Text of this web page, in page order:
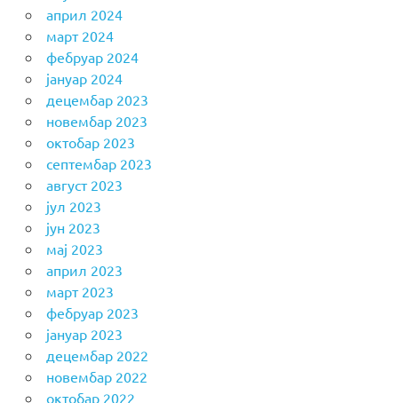
април 2024
март 2024
фебруар 2024
јануар 2024
децембар 2023
новембар 2023
октобар 2023
септембар 2023
август 2023
јул 2023
јун 2023
мај 2023
април 2023
март 2023
фебруар 2023
јануар 2023
децембар 2022
новембар 2022
октобар 2022